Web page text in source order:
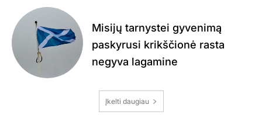
Misijų tarnystei gyvenimą
paskyrusi krikščionė rasta
negyva lagamine
Įkelti daugiau